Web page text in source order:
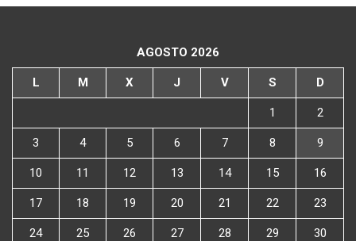
AGOSTO 2026
L M X J V S D
1 2
3 4 5 6 7 8 9
10 11 12 13 14 15 16
17 18 19 20 21 22 23
24 25 26 27 28 29 30